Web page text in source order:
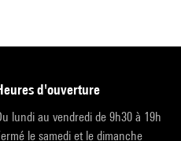
heures d'ouverture
lundi au vendredi de 9h30 à 19h
le samedi et le dimanche